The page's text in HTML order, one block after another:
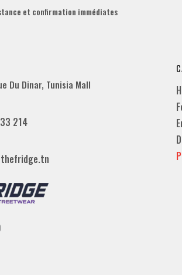
et confirmation immédiates
Du Dinar, Tunisia Mall
214